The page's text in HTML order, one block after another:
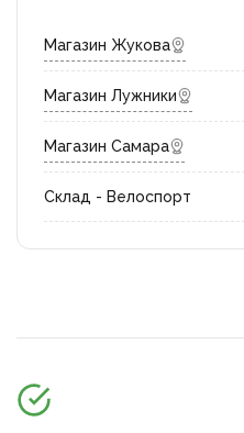
Магазин Жукова
Магазин Лужники
Магазин Самара
Склад - Велоспорт